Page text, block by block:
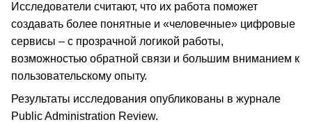
Исследователи считают, что их работа поможет
создавать более понятные и «человечные» цифровые
сервисы – с прозрачной логикой работы,
возможностью обратной связи и большим вниманием к
пользовательскому опыту.
Результаты исследования опубликованы в журнале
Public Administration Review.